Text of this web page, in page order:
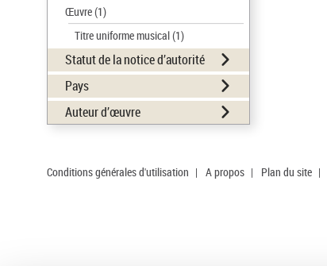
Œuvre(1)
Titre uniforme musical(1)
Statut de la notice d’autorité
Pays
Auteur d’œuvre
Conditions générales d'utilisation | A propos | Plan du site |